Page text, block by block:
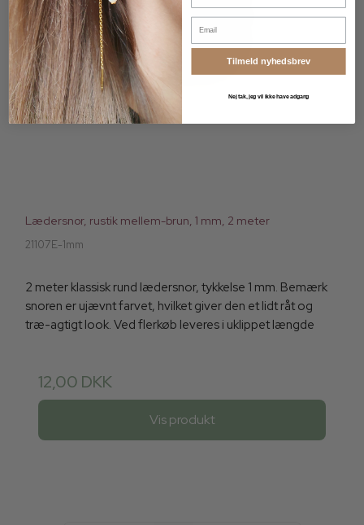
Lædersnor, rustik mellem-brun, 1 mm, 2 meter
21107E-1mm
2 meter klassisk rund lædersnor, tykkelse 1 mm. Bemærk
snoren er ujævnt farvet, hvilket giver den et lidt råt og
træ-agtigt look. Ved flerkøb leveres i uklippet længde
12,00 DKK
Vis produkt
Email
Tilmeld nyhedsbrev
Nej tak, jeg vil ikke have adgang